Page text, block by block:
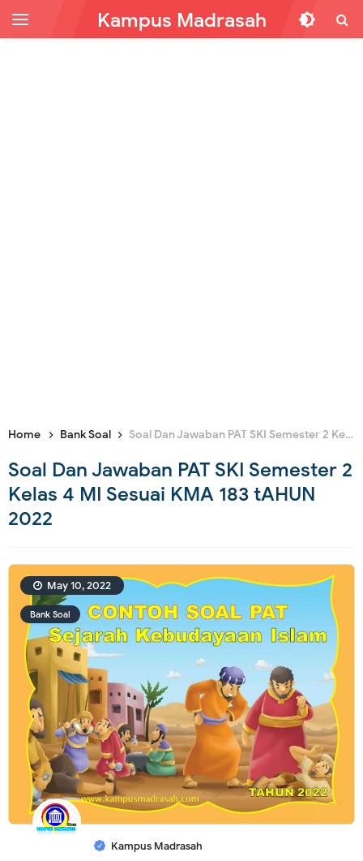
Kampus Madrasah
Home Bank Soal Soal Dan Jawaban PAT SKI Semester 2 Kelas 4 MI Sesuai KMA 183 tAHUN 2022
Soal Dan Jawaban PAT SKI Semester 2
Kelas 4 MI Sesuai KMA 183 tAHUN
2022
Bank Soal
Kampus Madrasah
May 10, 2022